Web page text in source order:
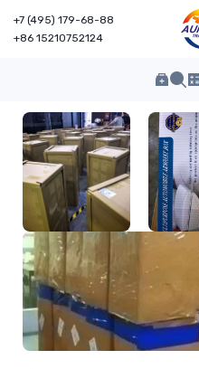
+7 (495) 179-68-88
+86 15210752124